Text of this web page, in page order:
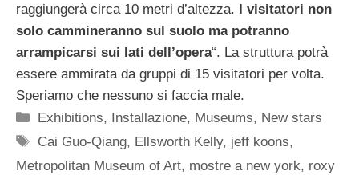
raggiungerà circa 10 metri d’altezza. I visitatori non
solo cammineranno sul suolo ma potranno
arrampicarsi sui lati dell’opera“. La struttura potrà
essere ammirata da gruppi di 15 visitatori per volta.
Speriamo che nessuno si faccia male.
Categorie
Exhibitions, Installazione, Museums, New stars
Tag
Cai Guo-Qiang, Ellsworth Kelly, jeff koons,
Metropolitan Museum of Art, mostre a new york, roxy